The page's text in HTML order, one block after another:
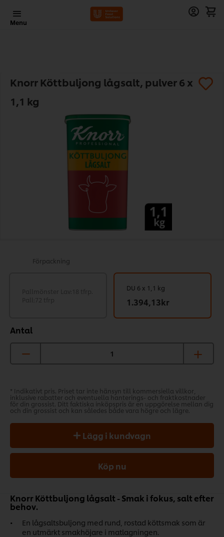
Menu
Knorr Köttbuljong lågsalt, pulver 6 x
1,1 kg
Förpackning
Antal
DU 6 x 1,1 kg
1.394,13kr
* Indikativt pris. Priset tar inte hänsyn till kommersiella villkor,
inklusive rabatter och eventuella hanterings- och fraktkostnader
för din grossist. Ditt faktiska inköpspris är en uppgörelse mellan dig
och din grossist och kan således både vara högre och lägre.
Lägg i kundvagn
Köp nu
Knorr Köttbuljong lågsalt - Smak i fokus, salt efter
behov.
En lågsaltsbuljong med rund, rostad köttsmak som är
en utmärkt smakhöjare i matlagningen.